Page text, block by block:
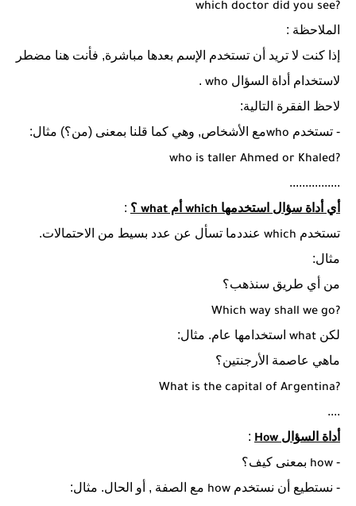
which doctor did you see?
الملاحظة :
إذا كنت لا تريد أن تستخدم الإسم بعدها مباشرة, فأنت هنا مضطر
لاستخدام أداة السؤال who
.
لاحظ الفقرة التالية:
- تستخدم whoمع الأشخاص, وهي كما قلنا بمعنى (من؟) مثال:
who is taller Ahmed or Khaled?
................
أي أداة سؤال استخدمها which أم what ؟ :
تستخدم which عنددما تسأل عن عدد بسيط من الاحتمالات.
مثال:
من أي طريق سنذهب؟
Which way shall we go?
لكن what استخدامها عام. مثال:
ماهي عاصمة الأرجنتين؟
What is the capital of Argentina?
....
أداة السؤال How
:
-
how بمعنى كيف؟
- نستطيع أن نستخدم how مع الصفة , أو الحال. مثال: